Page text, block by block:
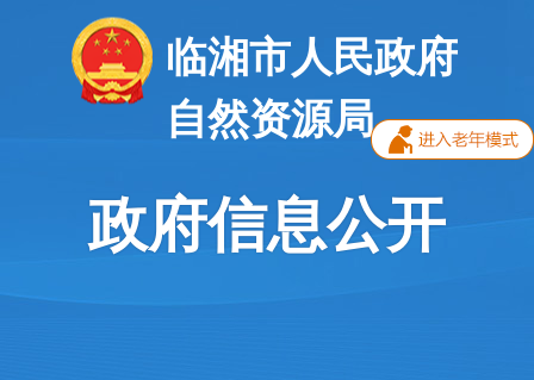
临湘市人民政府
自然资源局
政府信息公开